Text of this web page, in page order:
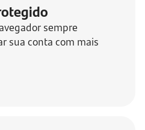
sempre
sua conta com mais